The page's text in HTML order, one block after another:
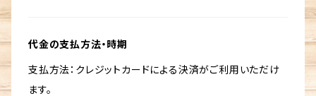
代金の支払方法・時期
支払方法：クレジットカードによる決済がご利用いただけ
ます。